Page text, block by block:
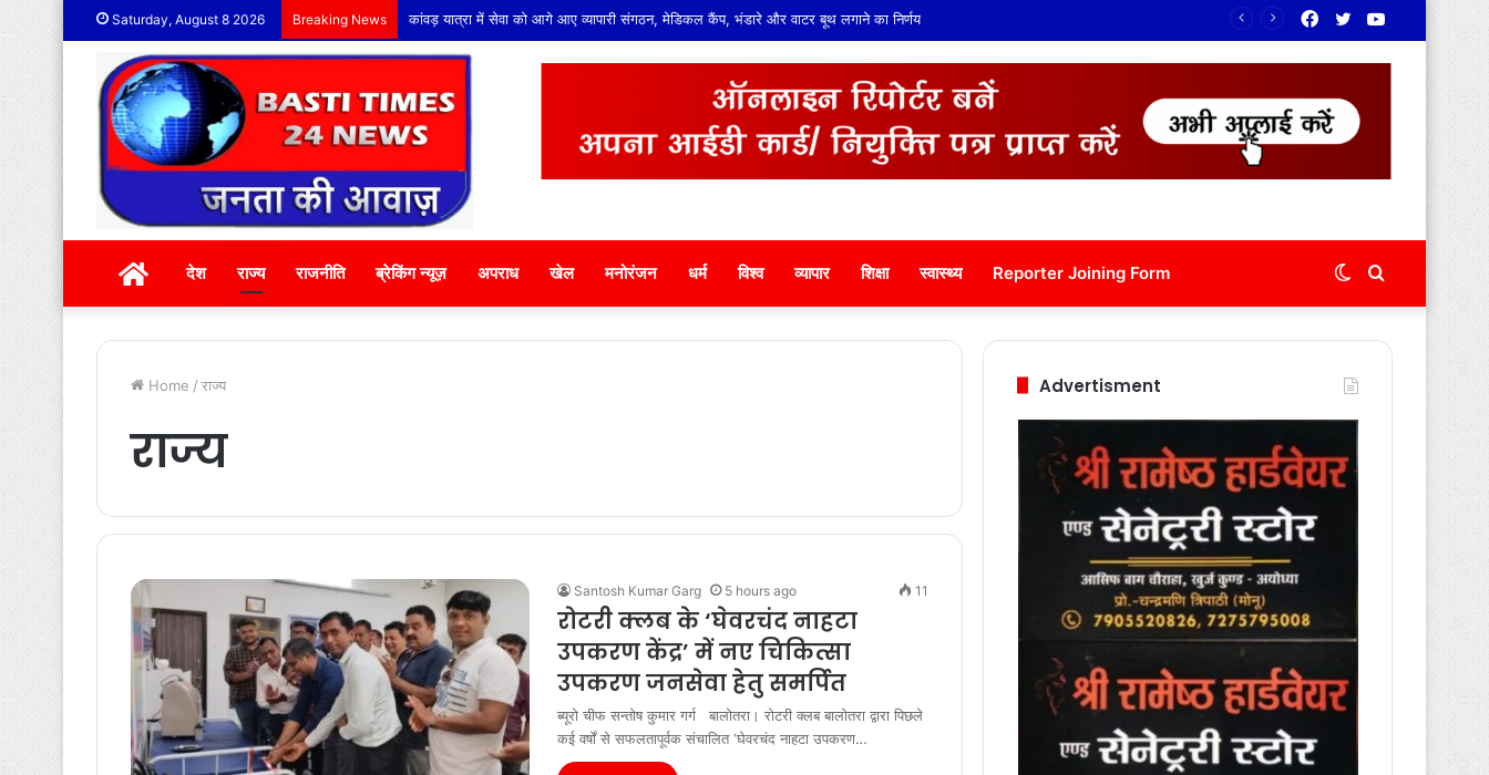
Saturday, August 8 2026 Breaking News कांवड़ यात्रा में सेवा को आगे आए व्यापारी संगठन, मेडिकल कैंप, भंडारे और वाटर बूथ लगाने का निर्णय YouTube
Twitter
Facebook
होम देश राज्य राजनीति ब्रेकिंग न्यूज़ अपराध खेल मनोरंजन धर्म विश्व व्यापार शिक्षा स्वास्थ्य Reporter Joining Form Search
Switch
skin
Home / राज्य
राज्य
Santosh Kumar Garg 5 hours ago 11
रोटरी क्लब के ‘घेवरचंद नाहटा
उपकरण केंद्र’ में नए चिकित्सा
उपकरण जनसेवा हेतु समर्पित
ब्यूरो चीफ सन्तोष कुमार गर्ग बालोतरा। रोटरी क्लब बालोतरा द्वारा पिछले
कई वर्षों से सफलतापूर्वक संचालित ‘घेवरचंद नाहटा उपकरण…
Advertisment